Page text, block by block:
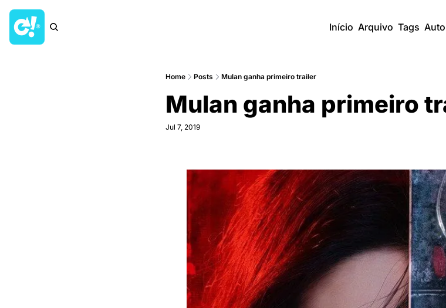
Início Arquivo Tags
Home Posts Mulan ganha primeiro trailer
Mulan ganha primeiro
Jul 7, 2019